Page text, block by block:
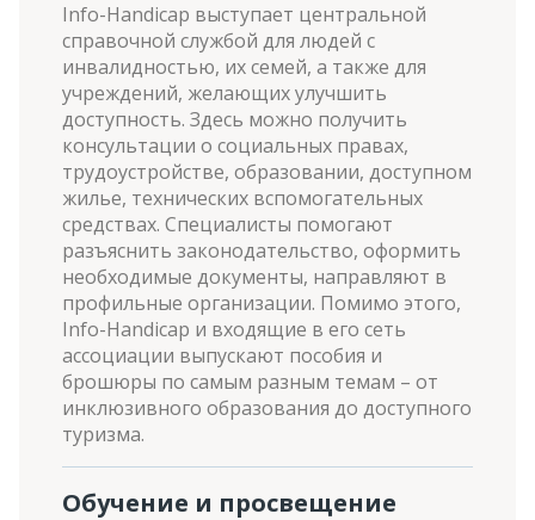
Info-Handicap выступает центральной
справочной службой для людей с
инвалидностью, их семей, а также для
учреждений, желающих улучшить
доступность. Здесь можно получить
консультации о социальных правах,
трудоустройстве, образовании, доступном
жилье, технических вспомогательных
средствах. Специалисты помогают
разъяснить законодательство, оформить
необходимые документы, направляют в
профильные организации. Помимо этого,
Info-Handicap и входящие в его сеть
ассоциации выпускают пособия и
брошюры по самым разным темам – от
инклюзивного образования до доступного
туризма.
Обучение и просвещение